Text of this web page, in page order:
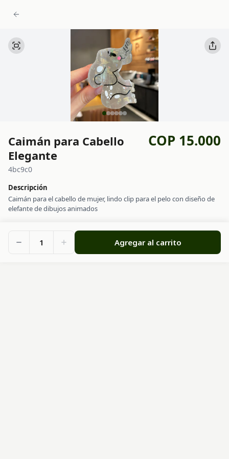
Caimán para Cabello
Elegante
COP 15.000
4bc9c0
Descripción
Caimán para el cabello de mujer, lindo clip para el pelo con diseño de
elefante de dibujos animados
1 Agregar al carrito